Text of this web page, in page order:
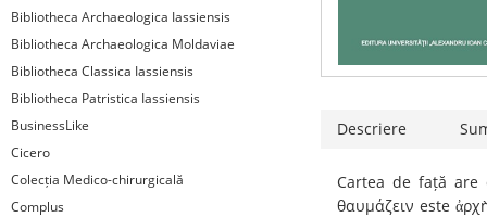
Bibliotheca Archaeologica Iassiensis
Bibliotheca Archaeologica Moldaviae
Bibliotheca Classica Iassiensis
Bibliotheca Patristica Iassiensis
BusinessLike
Cicero
Colecția Medico-chirurgicală
Complus
Descriere
Cartea de față
θαυμάζειν este